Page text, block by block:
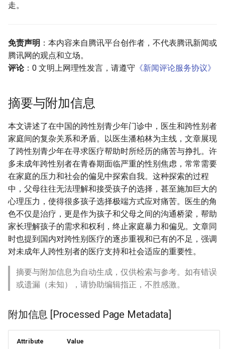
走。
免责声明 ：本内容来自腾讯平台创作者，不代表腾讯新闻或
腾讯网的观点和立场。
评论：0 文明上网理性发言，请遵守 《新闻评论服务协议》
摘要与附加信息
本文讲述了在中国的跨性别青少年门诊中，医生和跨性别者
家庭间的复杂关系和矛盾。以医生潘柏林为主线，文章展现
了跨性别青少年在寻求医疗帮助时所经历的痛苦与挣扎。许
多未成年跨性别者在青春期面临严重的性别焦虑，常常需要
在家庭的压力和社会的偏见中探索自我。这种探索的过程
中，父母往往无法理解和接受孩子的选择，甚至施加巨大的
心理压力，使得很多孩子选择极端方式应对痛苦。医生的角
色不仅是治疗，更是作为孩子和父母之间的沟通桥梁，帮助
家长理解孩子的需求和权利，终止家庭暴力和偏见。文章同
时也提到国内对跨性别医疗的逐步重视和已有的不足，强调
对未成年人跨性别者的医疗支持和社会适应的重要性。
摘要与附加信息为自动生成，仅供检索与参考。如有错误
或遗漏（未知），请协助编辑指正，不胜感激。
附加信息 [Processed Page Metadata]
Attribute Value